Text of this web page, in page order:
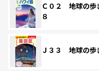
Ｃ０２ 地球の
８
Ｊ３３ 地球の